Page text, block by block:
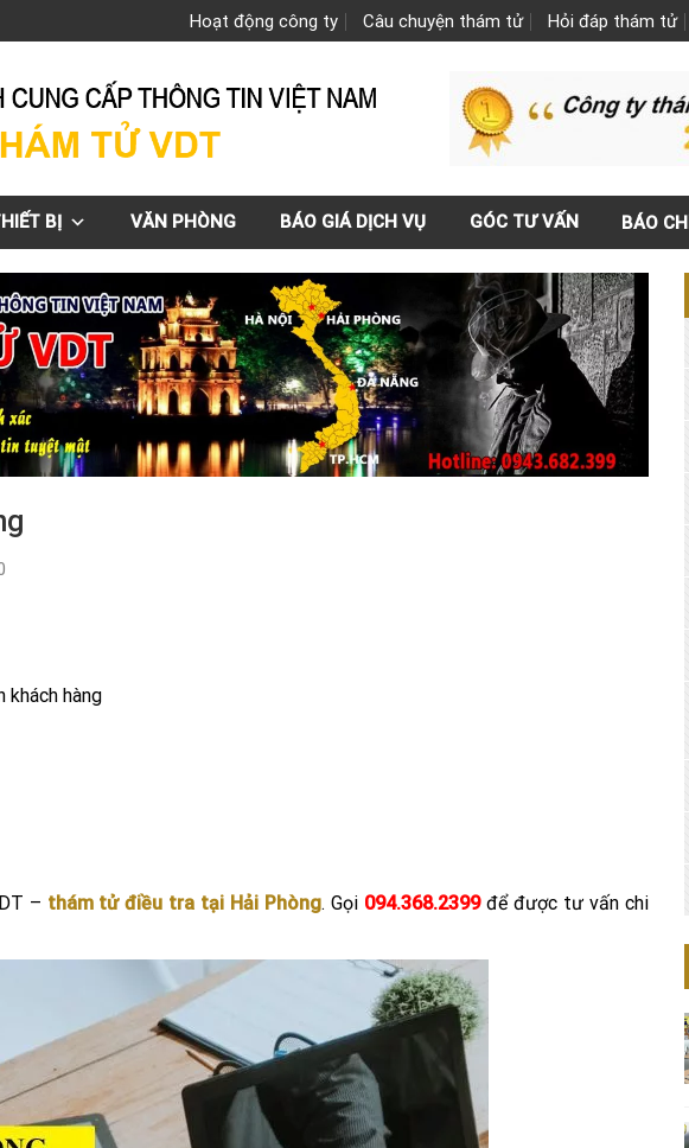
Hoạt động công ty Câu chuyện thám tử Hỏi đáp thám tử
BỊ VĂN PHÒNG BÁO GIÁ DỊCH VỤ GÓC TƯ VẤN BÁO CHÍ
khách hàng
– thám tử điều tra tại Hải Phòng. Gọi 094.368.2399để được tư vấn chi